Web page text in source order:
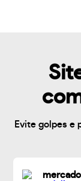
Evite golpes e